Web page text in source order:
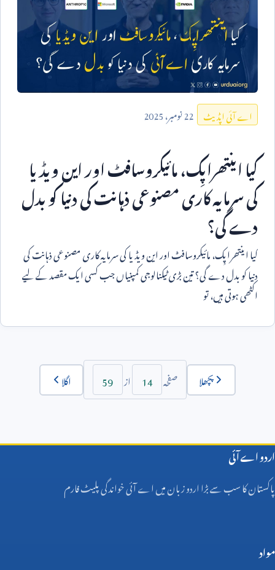
اے آئی اپڈیٹ 22نومبر،2025
کیا اینتھراپِک، مائیکروسافٹ اور این ویڈیا
کی سرمایہ کاری مصنوعی ذہانت کی دنیا کو بدل
دے گی؟
کیا اینتھراپِک، مائیکروسافٹ اور این ویڈیا کی سرمایہ کاری مصنوعی ذہانت کی
دنیا کو بدل دے گی؟ تین بڑی ٹیکنالوجی کمپنیاں جب کسی ایک مقصد کے لیے
اکٹھی ہوتی ہیں، تو
پچھلا صفحہ 14 از 59 اگلا
اردو اے آئی
پاکستان کا سب سے بڑا اردو زبان میں اے آئی خواندگی پلیٹ فارم
مواد